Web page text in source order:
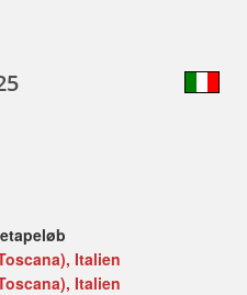
Italien
Italien